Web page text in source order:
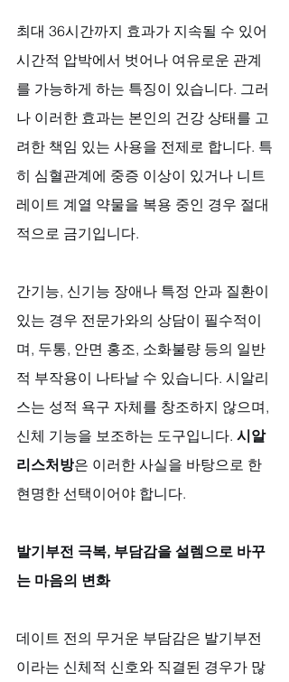
최대 36시간까지 효과가 지속될 수 있어
시간적 압박에서 벗어나 여유로운 관계
를 가능하게 하는 특징이 있습니다. 그러
나 이러한 효과는 본인의 건강 상태를 고
려한 책임 있는 사용을 전제로 합니다. 특
히 심혈관계에 중증 이상이 있거나 니트
레이트 계열 약물을 복용 중인 경우 절대
적으로 금기입니다.
간기능, 신기능 장애나 특정 안과 질환이
있는 경우 전문가와의 상담이 필수적이
며, 두통, 안면 홍조, 소화불량 등의 일반
적 부작용이 나타날 수 있습니다. 시알리
스는 성적 욕구 자체를 창조하지 않으며,
신체 기능을 보조하는 도구입니다. 시알
리스처방은 이러한 사실을 바탕으로 한
현명한 선택이어야 합니다.
발기부전 극복, 부담감을 설렘으로 바꾸
는 마음의 변화
데이트 전의 무거운 부담감은 발기부전
이라는 신체적 신호와 직결된 경우가 많